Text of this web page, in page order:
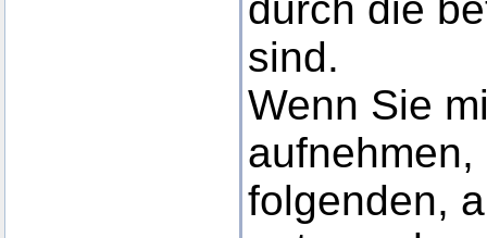
sind.
Wenn Sie
folgenden,